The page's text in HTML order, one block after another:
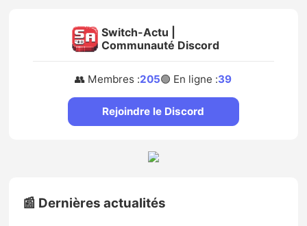
Switch-Actu |
Communauté Discord
👥 Membres :205🟢 En ligne :39
Rejoindre le Discord
📰 Dernières actualités